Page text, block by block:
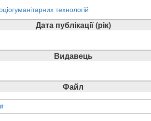
технологій
Дата публікації (рік)
Видавець
Файл